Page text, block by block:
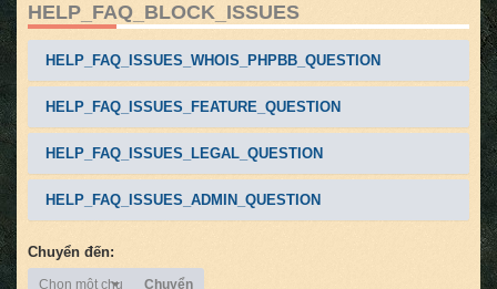
HELP_FAQ_BLOCK_ISSUES
HELP_FAQ_ISSUES_WHOIS_PHPBB_QUESTION
HELP_FAQ_ISSUES_FEATURE_QUESTION
HELP_FAQ_ISSUES_LEGAL_QUESTION
HELP_FAQ_ISSUES_ADMIN_QUESTION
Chuyển đến:
Chọn một chuyên mục
Chuyển